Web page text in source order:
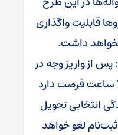
قابلیت واگذاری
نخواهد داشت.
پس از واریز وجه در
سایت، متقاضی فقط 48 ساعت فرصت دارد
انتخابی تحویل
لغو خواهد